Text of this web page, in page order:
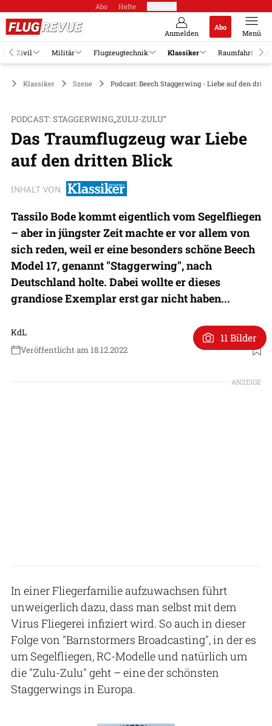
Abo Hefte
Anmelden
Abo
Menü
Zivil Militär Flugzeugtechnik Klassiker Raumfahrt
Klassiker Szene Podcast: Beech Staggerwing - Liebe auf den
PODCAST: STAGGERWING„ZULU-ZULU“
Das Traumflugzeug war Liebe
auf den dritten Blick
INHALT VON
Tassilo Bode kommt eigentlich vom Segelfliegen
– aber in jüngster Zeit machte er vor allem von
sich reden, weil er eine besonders schöne Beech
Model 17, genannt "Staggerwing", nach
Deutschland holte. Dabei wollte er dieses
grandiose Exemplar erst gar nicht haben...
KdL
Veröffentlicht am 18.12.2022
Foto: Patrick Zwerger
11 Bilder
ANZEIGE
In einer Fliegerfamilie aufzuwachsen führt
unweigerlich dazu, dass man selbst mit dem
Virus Fliegerei infiziert wird. So auch in dieser
Folge von "Barnstormers Broadcasting", in der es
um Segelfliegen, RC-Modelle und natürlich um
die "Zulu-Zulu" geht – eine der schönsten
Staggerwings in Europa.